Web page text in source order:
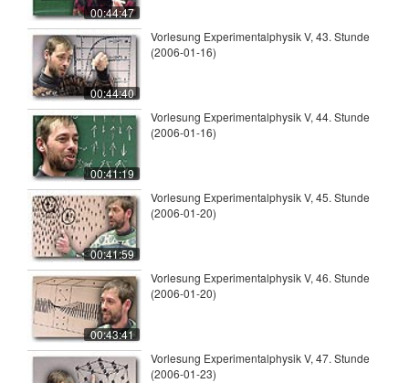
00:44:47
00:44:40
Vorlesung Experimentalphysik V, 43. Stunde
(2006-01-16)
00:41:19
Vorlesung Experimentalphysik V, 44. Stunde
(2006-01-16)
00:41:59
Vorlesung Experimentalphysik V, 45. Stunde
(2006-01-20)
00:43:41
Vorlesung Experimentalphysik V, 46. Stunde
(2006-01-20)
Vorlesung Experimentalphysik V, 47. Stunde
(2006-01-23)